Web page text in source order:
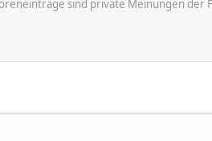
sind private Meinungen